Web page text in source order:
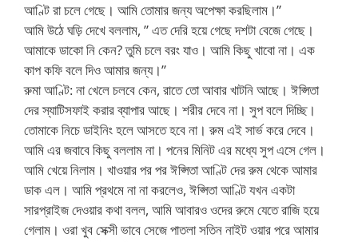
আণ্টি রা চলে গেছে। আমি তোমার জন্য অপেক্ষা করছিলাম।”
আমি উঠে ঘড়ি দেখে বললাম, ” এত দেরি হয়ে গেছে দশটা বেজে গেছে।
আমাকে ডাকো নি কেন? তুমি চলে বরং যাও। আমি কিছু খাবো না। এক
কাপ কফি বলে দিও আমার জন্য।”
রুমা আণ্টি: না খেলে চলবে কেন, রাতে তো আবার খাটনি আছে। ঈপ্সিতা
দের স্যাটিসফাই করার ব্যাপার আছে। শরীর দেবে না। সুপ বলে দিচ্ছি।
তোমাকে নিচে ডাইনিং হলে আসতে হবে না। রুম এই সার্ভ করে দেবে।
আমি এর জবাবে কিছু বললাম না। পনের মিনিট এর মধ্যে সুপ এসে গেল।
আমি খেয়ে নিলাম। খাওয়ার পর পর ঈপ্সিতা আণ্টি দের রুম থেকে আমার
ডাক এল। আমি প্রথমে না না করলেও, ঈপ্সিতা আণ্টি যখন একটা
সারপ্রাইজ দেওয়ার কথা বলল, আমি আবারও ওদের রুমে যেতে রাজি হয়ে
গেলাম। ওরা খুব সেক্সী ভাবে সেজে পাতলা সতিন নাইট ওয়ার পরে আমার